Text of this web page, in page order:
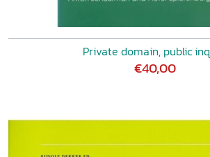
Private domain, public
€40,00